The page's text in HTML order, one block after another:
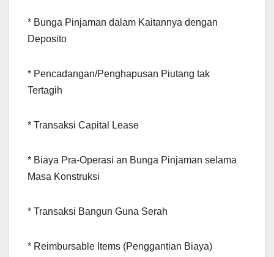
* Bunga Pinjaman dalam Kaitannya dengan
Deposito
* Pencadangan/Penghapusan Piutang tak
Tertagih
* Transaksi Capital Lease
* Biaya Pra-Operasi an Bunga Pinjaman selama
Masa Konstruksi
* Transaksi Bangun Guna Serah
* Reimbursable Items (Penggantian Biaya)